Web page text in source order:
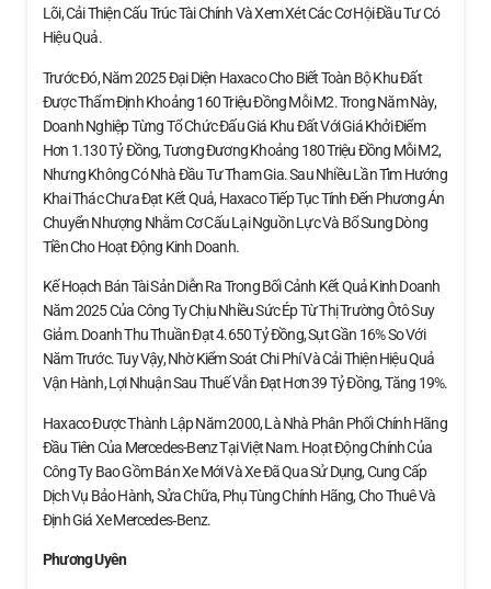
Lõi, Cải Thiện Cấu Trúc Tài Chính Và Xem Xét Các Cơ Hội Đầu Tư Có
Hiệu Quả.
Trước Đó, Năm 2025 Đại Diện Haxaco Cho Biết Toàn Bộ Khu Đất
Được Thẩm Định Khoảng 160 Triệu Đồng Mỗi M2. Trong Năm Này,
Doanh Nghiệp Từng Tổ Chức Đấu Giá Khu Đất Với Giá Khởi Điểm
Hơn 1.130 Tỷ Đồng, Tương Đương Khoảng 180 Triệu Đồng Mỗi M2,
Nhưng Không Có Nhà Đầu Tư Tham Gia. Sau Nhiều Lần Tìm Hướng
Khai Thác Chưa Đạt Kết Quả, Haxaco Tiếp Tục Tính Đến Phương Án
Chuyển Nhượng Nhằm Cơ Cấu Lại Nguồn Lực Và Bổ Sung Dòng
Tiền Cho Hoạt Động Kinh Doanh.
Kế Hoạch Bán Tài Sản Diễn Ra Trong Bối Cảnh Kết Quả Kinh Doanh
Năm 2025 Của Công Ty Chịu Nhiều Sức Ép Từ Thị Trường Ôtô Suy
Giảm. Doanh Thu Thuần Đạt 4.650 Tỷ Đồng, Sụt Gần 16% So Với
Năm Trước. Tuy Vậy, Nhờ Kiểm Soát Chi Phí Và Cải Thiện Hiệu Quả
Vận Hành, Lợi Nhuận Sau Thuế Vẫn Đạt Hơn 39 Tỷ Đồng, Tăng 19%.
Haxaco Được Thành Lập Năm 2000, Là Nhà Phân Phối Chính Hãng
Đầu Tiên Của Mercedes-Benz Tại Việt Nam. Hoạt Động Chính Của
Công Ty Bao Gồm Bán Xe Mới Và Xe Đã Qua Sử Dụng, Cung Cấp
Dịch Vụ Bảo Hành, Sửa Chữa, Phụ Tùng Chính Hãng, Cho Thuê Và
Định Giá Xe Mercedes‑Benz.
Phương Uyên